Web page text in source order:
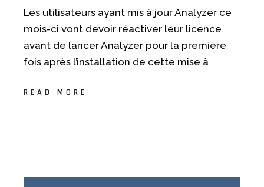
Les utilisateurs ayant mis à jour Analyzer ce
mois-ci vont devoir réactiver leur licence
avant de lancer Analyzer pour la première
fois après l’installation de cette mise à
READ MORE